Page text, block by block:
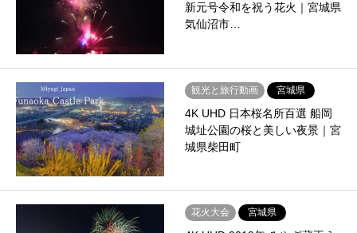
新元号令和を祝う花火｜宮城県
気仙沼市…
観光と旅行動画 宮城県
4K UHD 日本桜名所百選 船岡
城址公園の桜と美しい夜景｜宮
城県柴田町
花火大会 宮城県